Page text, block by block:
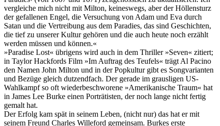
vergleiche mich nicht mit Milton, keineswegs, aber der Höllensturz
der gefallenen Engel, die Versuchung von Adam und Eva durch
Satan und die Vertreibung aus dem Paradies, das sind Geschichten,
die tief zu unserer Kultur gehören und die auch heute noch erzählt
werden müssen und können.«
»Paradise Lost« übrigens wird auch in dem Thriller »Seven« zitiert;
in Taylor Hackfords Film »Im Auftrag des Teufels« trägt Al Pacino
den Namen John Milton und in der Popkultur gibt es Songvarianten
und Bezüge gleich dutzendfach. Der gerade im grausligen US-
Wahlkampf so oft wiederbeschworene »Amerikanische Traum« hat
in James Lee Burke einen Porträtisten, der noch lange nicht fertig
gemalt hat.
Der Erfolg kam spät in seinem Leben, (nicht nur) das hat er mit
seinem Freund Charles Willeford gemeinsam. Burkes erste